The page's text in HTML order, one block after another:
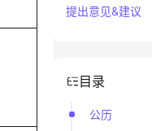
提出意见&建议
目录
公历